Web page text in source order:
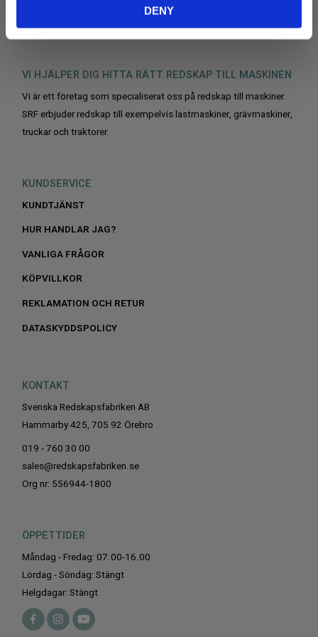
DENY
VI HJÄLPER DIG HITTA RÄTT REDSKAP TILL MASKINEN
Vi är ett företag som specialiserat oss på redskap till maskiner.
SRF erbjuder redskap till exempelvis lastmaskiner, grävmaskiner,
truckar och traktorer.
KUNDSERVICE
KUNDTJÄNST
HUR HANDLAR JAG?
VANLIGA FRÅGOR
KÖPVILLKOR
REKLAMATION OCH RETUR
DATASKYDDSPOLICY
KONTAKT
Svenska Redskapsfabriken AB
Hammarby 425, 705 92 Örebro
019 - 760 30 00
sales@redskapsfabriken.se
Org nr: 556944-1800
ÖPPETTIDER
Måndag - Fredag: 07.00-16.00
Lördag - Söndag: Stängt
Helgdagar: Stängt